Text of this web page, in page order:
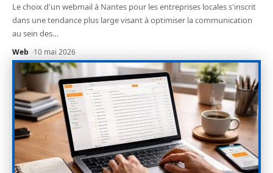
Le choix d'un webmail à Nantes pour les entreprises locales s'inscrit
dans une tendance plus large visant à optimiser la communication
au sein des…
Web 10 mai 2026